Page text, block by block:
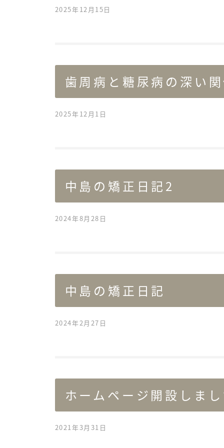
2025年12月15日
歯周病と糖尿病の深い
2025年12月1日
中島の矯正日記2
2024年8月28日
中島の矯正日記
2024年2月27日
ホームページ開設しま
2021年3月31日